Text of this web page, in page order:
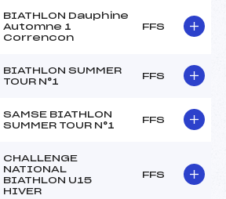
BIATHLON Dauphine
Automne 1
Correncon
FFS
BIATHLON SUMMER
TOUR N°1
FFS
SAMSE BIATHLON
SUMMER TOUR N°1
FFS
CHALLENGE
NATIONAL
BIATHLON U15
HIVER
FFS